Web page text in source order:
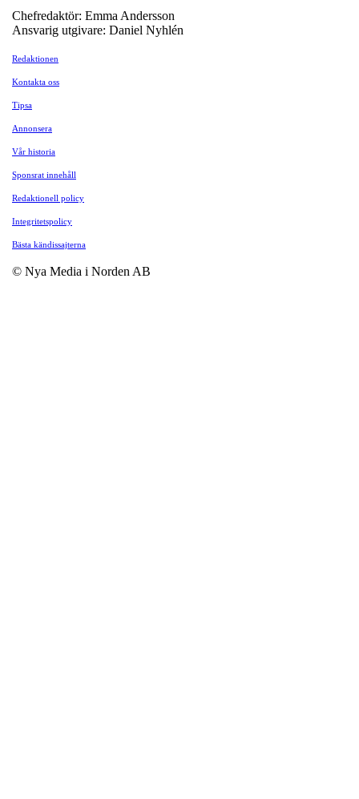
Chefredaktör: Emma Andersson
Ansvarig utgivare: Daniel Nyhlén
Redaktionen
Kontakta oss
Tipsa
Annonsera
Vår historia
Sponsrat innehåll
Redaktionell policy
Integritetspolicy
Bästa kändissajterna
© Nya Media i Norden AB